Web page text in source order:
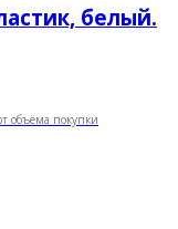
белый.
объёма покупки